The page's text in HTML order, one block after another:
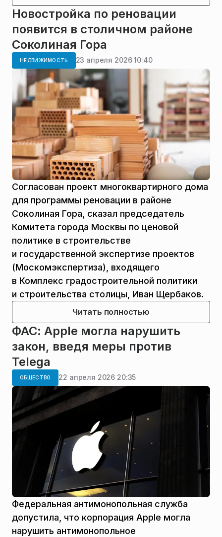
Новостройка по реновации
появится в столичном районе
Соколиная Гора
НЕДВИЖИМОСТЬ 23 апреля 2026 10:40
Согласован проект многоквартирного дома
для программы реновации в районе
Соколиная Гора, сказал председатель
Комитета города Москвы по ценовой
политике в строительстве
и государственной экспертизе проектов
(Москомэкспертиза), входящего
в Комплекс градостроительной политики
и строительства столицы, Иван Щербаков.
Читать полностью
ФАС: Apple могла нарушить
закон, введя меры против
Telega
ОБЩЕСТВО 22 апреля 2026 20:35
Федеральная антимонопольная служба
допустила, что корпорация Apple могла
нарушить антимонопольное